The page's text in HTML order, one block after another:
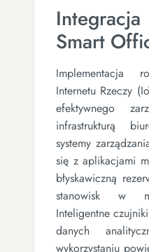
Smart
Implementacja
Internetu Rzeczy
efektywnego
infrastrukturą
systemy
się z aplikacjami
błyskawiczną
stanowisk w
Inteligentne
danych
wykorzystaniu